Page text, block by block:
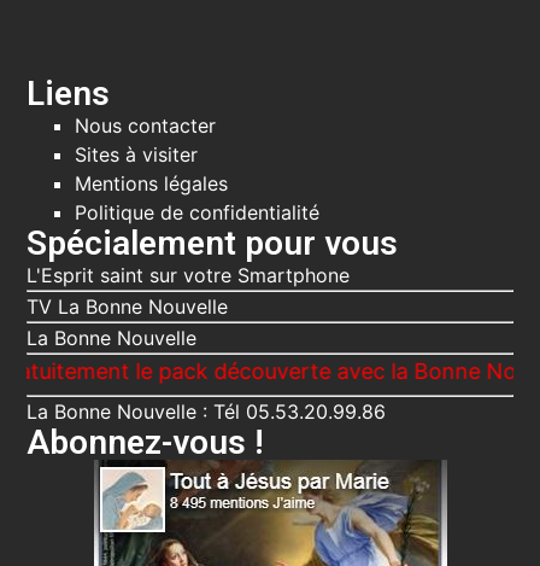
Liens
Nous contacter
Sites à visiter
Mentions légales
Politique de confidentialité
Spécialement pour vous
L'Esprit saint sur votre Smartphone
TV La Bonne Nouvelle
La Bonne Nouvelle
le pack découverte avec la Bonne Nouvelle,
La Bonne Nouvelle : Tél 05.53.20.99.86
Abonnez-vous !